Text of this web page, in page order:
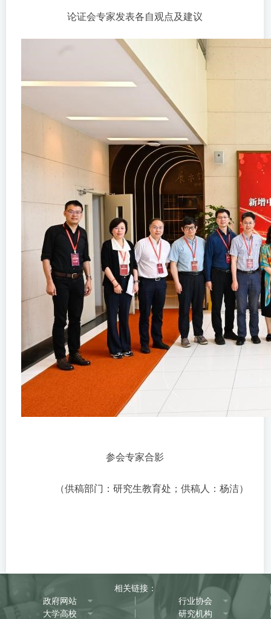
论证会专家发表各自观点及建议
参会专家合影
（供稿部门：研究生教育处；供稿人：杨洁）
相关链接：
政府网站
行业协会
大学高校
研究机构